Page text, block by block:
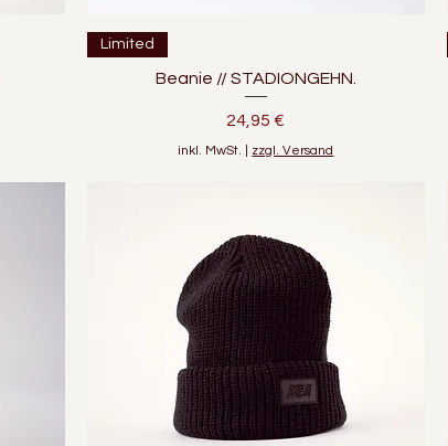
Limited
Beanie // STADIONGEHN.
Preis
24,95 €
inkl. MwSt. zzgl. Versand